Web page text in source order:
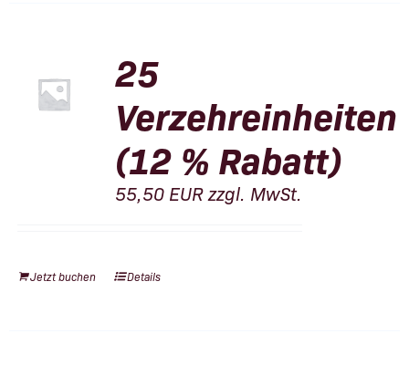
25
Verzehreinheiten
(12 % Rabatt)
55,50EURzzgl. MwSt.
Jetzt buchen Details